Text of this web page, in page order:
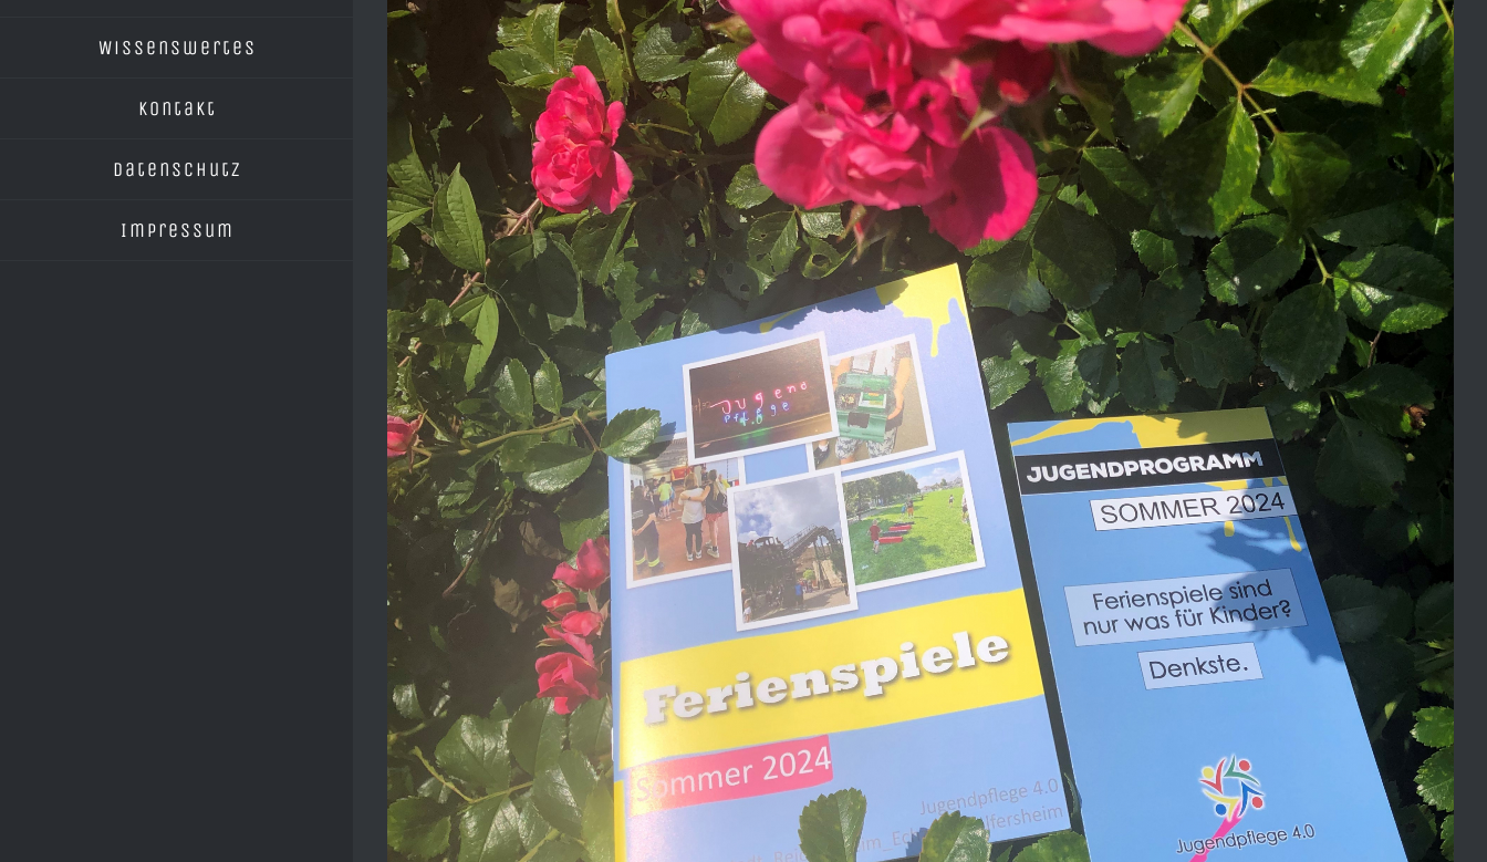
Wissenswertes
Kontakt
Datenschutz
Impressum